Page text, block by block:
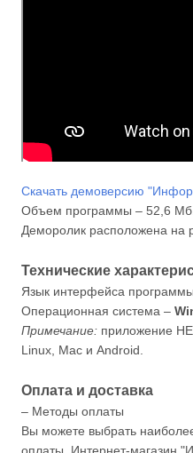
Скачать демоверсию
Объем программы – 52,6 Мб.
Деморолик расположена на
Технические
Язык интерфейса
Операционная система –
Примечание: приложение
Linux, Mac и Android.
Оплата и доставка
– Методы оплаты
Вы можете выбрать